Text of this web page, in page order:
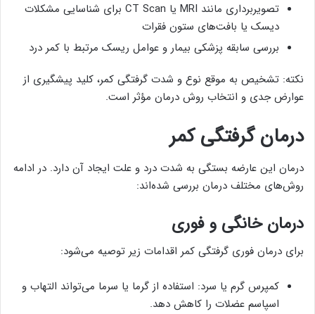
تصویربرداری مانند MRI یا CT Scan برای شناسایی مشکلات
دیسک یا بافت‌های ستون فقرات
بررسی سابقه پزشکی بیمار و عوامل ریسک مرتبط با کمر درد
نکته: تشخیص به موقع نوع و شدت گرفتگی کمر، کلید پیشگیری از
عوارض جدی و انتخاب روش درمان مؤثر است.
درمان گرفتگی کمر
درمان این عارضه بستگی به شدت درد و علت ایجاد آن دارد. در ادامه
روش‌های مختلف درمان بررسی شده‌اند:
درمان خانگی و فوری
برای درمان فوری گرفتگی کمر اقدامات زیر توصیه می‌شود:
کمپرس گرم یا سرد: استفاده از گرما یا سرما می‌تواند التهاب و
اسپاسم عضلات را کاهش دهد.